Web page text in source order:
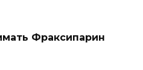
Фраксипарин